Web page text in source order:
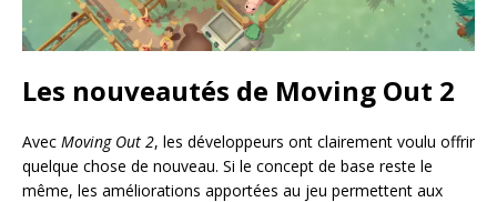
Les nouveautés de Moving Out 2
Avec Moving Out 2, les développeurs ont clairement voulu offrir
quelque chose de nouveau. Si le concept de base reste le
même, les améliorations apportées au jeu permettent aux